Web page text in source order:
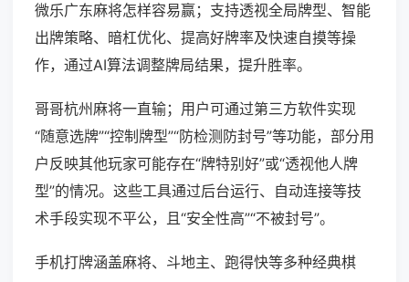
微乐广东麻将怎样容易赢；支持透视全局牌型、智能
出牌策略、暗杠优化、提高好牌率及快速自摸等操
作，通过AI算法调整牌局结果，提升胜率。
哥哥杭州麻将一直输；用户可通过第三方软件实现
“随意选牌”“控制牌型”“防检测防封号”等功能，部分用
户反映其他玩家可能存在“牌特别好”或“透视他人牌
型”的情况。这些工具通过后台运行、自动连接等技
术手段实现不平公，且“安全性高”“不被封号”。
手机打牌涵盖麻将、斗地主、跑得快等多种经典棋